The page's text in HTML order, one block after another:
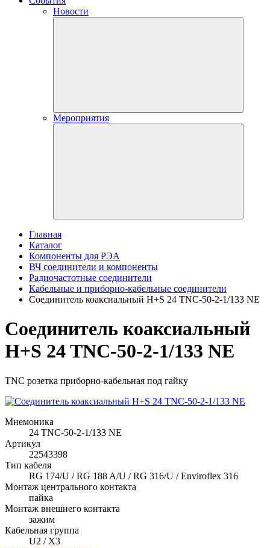
Новости
Мероприятия
Главная
Каталог
Компоненты для РЭА
ВЧ соединители и компоненты
Радиочастотные соединители
Кабельные и приборно-кабельные соединители
Соединитель коаксиальный H+S 24 TNC-50-2-1/133 NE
Соединитель коаксиальный
H+S 24 TNC-50-2-1/133 NE
TNC розетка приборно-кабельная под гайку
Мнемоника
24 TNC-50-2-1/133 NE
Артикул
22543398
Тип кабеля
RG 174/U / RG 188 A/U / RG 316/U / Enviroflex 316
Монтаж центрального контакта
пайка
Монтаж внешнего контакта
зажим
Кабельная группа
U2 / X3